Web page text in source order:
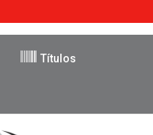
Títulos